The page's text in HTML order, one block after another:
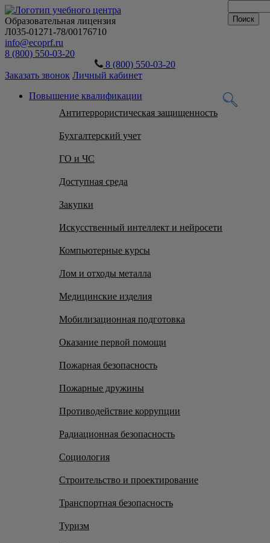
Образовательная лицензия
Л035-01271-78/00176710
info@ecoprf.ru
8 (800) 550-03-20
8 (800) 550-03-20
Заказать звонок Личный кабинет
Повышение квалификации
Антитеррористическая защищенность
Бухгалтерский учет
ГО и ЧС
Доступная среда
Закупки
Искусственный интеллект и нейросети
Компьютерные курсы
Лом и отходы металла
Медицинские изделия
Мобилизационная подготовка
Оказание первой помощи
Пожарная безопасность
Пожарные дружины
Противодействие коррупции
Радиационная безопасность
Социология
Строительство и проектирование
Транспортная безопасность
Туризм